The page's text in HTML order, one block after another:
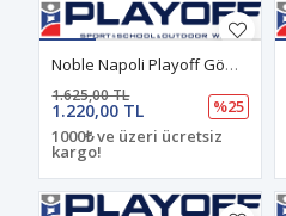
Noble Napoli Playoff Gömlek Lacivert
1.220,00 TL
1.625,00 TL
%25
1000₺ ve üzeri ücretsiz
kargo!